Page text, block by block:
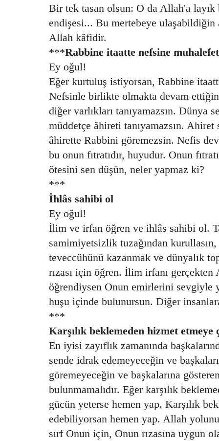
Bir tek tasan olsun: O da Allah'a
endişesi... Bu mertebeye ulaşabildiğin
Allah kâfidir.
***Rabbine itaatte nefsine
Ey oğul!
Eğer kurtuluş istiyorsan, Rabbine
Nefsinle birlikte olmakta devam
diğer varlıkları tanıyamazsın. Dünya
müddetçe âhireti tanıyamazsın.
âhirette Rabbini göremezsin. Nefis
bu onun fıtratıdır, huyudur. Onun
ötesini sen düşün, neler yapmaz ki?
***
İhlâs sahibi ol
Ey oğul!
İlim ve irfan öğren ve ihlâs sahibi ol.
samimiyetsizlik tuzağından
teveccühünü kazanmak ve dünyalık
rızası için öğren. İlim irfanı gerçekten
öğrendiysen Onun emirlerini sevgiyle
huşu içinde bulunursun. Diğer
***
Karşılık beklemeden hizmet etmeye
En iyisi zayıflık zamanında
sende idrak edemeyeceğin ve
göremeyeceğin ve başkalarına
bulunmamalıdır. Eğer karşılık
gücün yeterse hemen yap. Karşılık
edebiliyorsan hemen yap. Allah
sırf Onun için, Onun rızasına uygun